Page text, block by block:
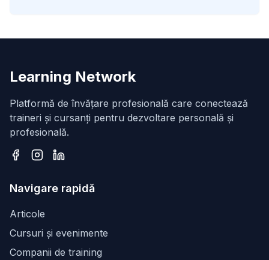
Learning Network
Platformă de învățare profesională care conectează
traineri și cursanți pentru dezvoltare personală și
profesională.
Navigare rapidă
Articole
Cursuri și evenimente
Companii de training